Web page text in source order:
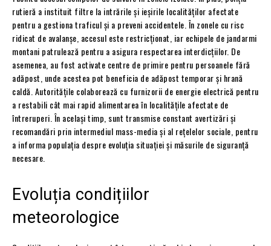
rutieră a instituit filtre la intrările și ieșirile localităților afectate
pentru a gestiona traficul și a preveni accidentele. În zonele cu risc
ridicat de avalanșe, accesul este restricționat, iar echipele de jandarmi
montani patrulează pentru a asigura respectarea interdicțiilor. De
asemenea, au fost activate centre de primire pentru persoanele fără
adăpost, unde acestea pot beneficia de adăpost temporar și hrană
caldă. Autoritățile colaborează cu furnizorii de energie electrică pentru
a restabili cât mai rapid alimentarea în localitățile afectate de
întreruperi. În același timp, sunt transmise constant avertizări și
recomandări prin intermediul mass-media și al rețelelor sociale, pentru
a informa populația despre evoluția situației și măsurile de siguranță
necesare.
Evoluția condițiilor
meteorologice